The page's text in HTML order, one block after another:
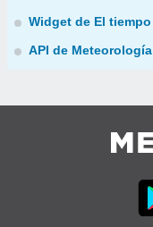
Widget de El tiempo
API de Meteorología